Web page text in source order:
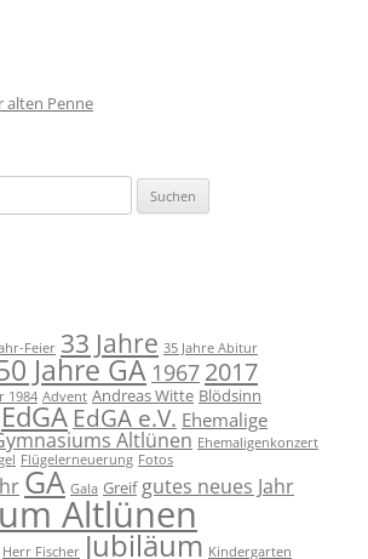
alten Penne
Feier 33 Jahre 35 Jahre Abitur
Jahre GA 1967 2017
1984 Advent Andreas Witte Blödsinn
EdGA EdGA e.V. Ehemalige
Altlünen Ehemaligenkonzert
Flügelerneuerung Fotos
GA Gala Greif gutes neues Jahr
Altlünen
Herr Fischer Jubiläum Kindergarten